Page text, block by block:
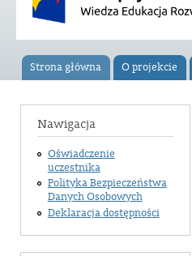
Menu główne
Strona główna O projekcie
Nawigacja
Oświadczenie
uczestnika
Polityka Bezpieczeństwa
Danych Osobowych
Deklaracja dostępności